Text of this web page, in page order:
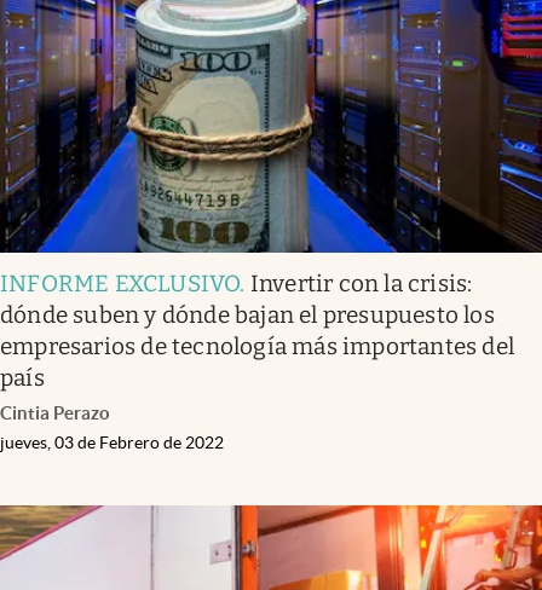
INFORME EXCLUSIVO. Invertir con la crisis:
dónde suben y dónde bajan el presupuesto los
empresarios de tecnología más importantes del
país
Cintia Perazo
jueves, 03 de Febrero de 2022